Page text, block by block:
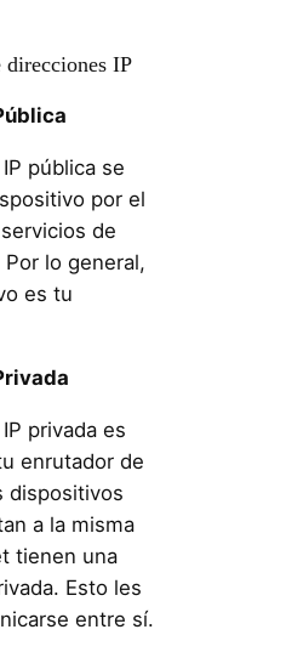
direcciones IP
pública se
por el
de
lo general,
es tu
privada es
enrutador de
dispositivos
a la misma
tienen una
Esto les
entre sí.